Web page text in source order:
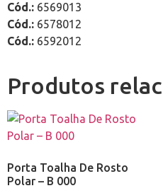
Cód.: 6569013
Cód.: 6578012
Cód.: 6592012
Produtos
Porta Toalha De Rosto
Polar – B 000